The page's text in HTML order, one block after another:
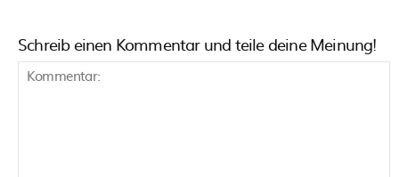
Schreib einen Kommentar und teile deine Meinung!